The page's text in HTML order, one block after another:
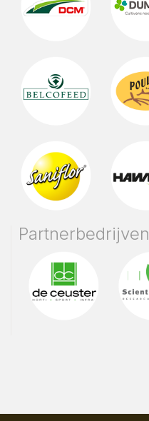
Partnerbedrijven